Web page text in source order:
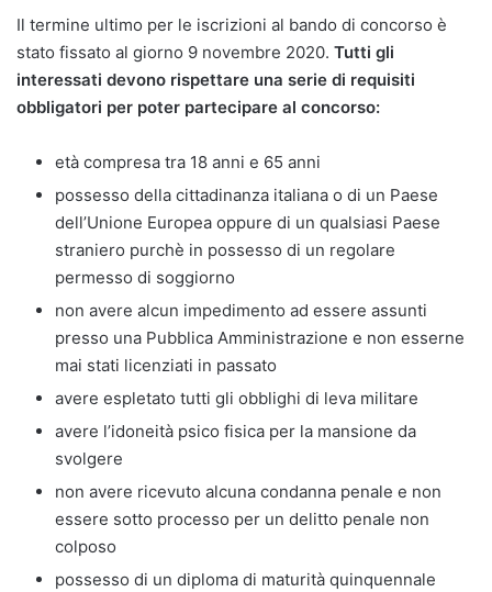
Il termine ultimo per le iscrizioni al bando di concorso è
stato fissato al giorno 9 novembre 2020. Tutti gli
interessati devono rispettare una serie di requisiti
obbligatori per poter partecipare al concorso:
età compresa tra 18 anni e 65 anni
possesso della cittadinanza italiana o di un Paese
dell’Unione Europea oppure di un qualsiasi Paese
straniero purchè in possesso di un regolare
permesso di soggiorno
non avere alcun impedimento ad essere assunti
presso una Pubblica Amministrazione e non esserne
mai stati licenziati in passato
avere espletato tutti gli obblighi di leva militare
avere l’idoneità psico fisica per la mansione da
svolgere
non avere ricevuto alcuna condanna penale e non
essere sotto processo per un delitto penale non
colposo
possesso di un diploma di maturità quinquennale